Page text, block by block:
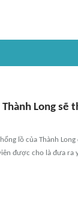
Long sẽ
lồ của Thành
được cho là đưa